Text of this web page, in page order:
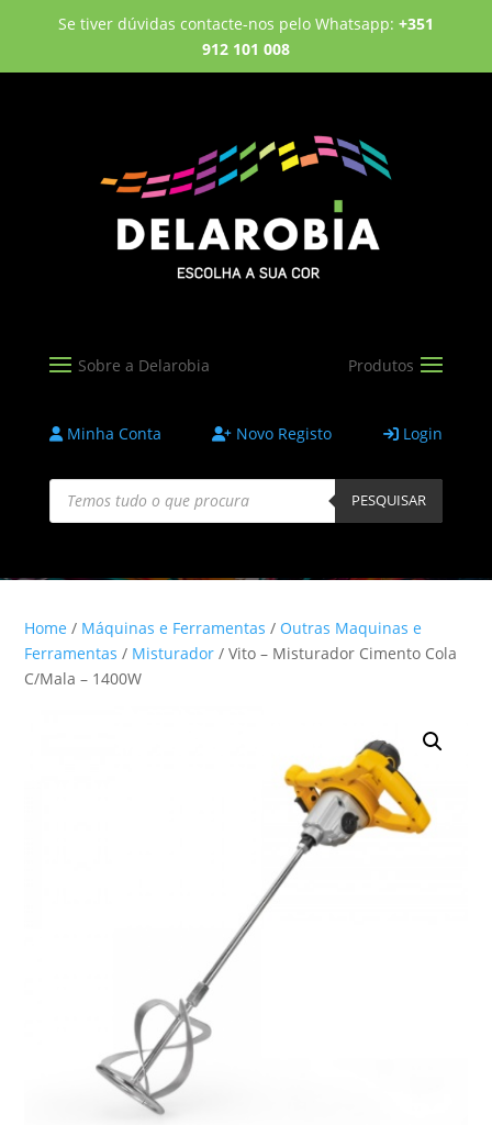
Se tiver dúvidas contacte-nos pelo Whatsapp: +351
912 101 008
Minha Conta Novo Registo Login
Products
search PESQUISAR
Home / Máquinas e Ferramentas / Outras Maquinas e
Ferramentas / Misturador / Vito – Misturador Cimento Cola
C/Mala – 1400W